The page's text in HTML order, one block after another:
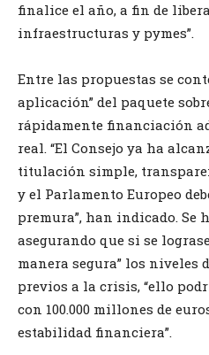
finalice el año, a fin de
infraestructuras y pymes”.
Entre las propuestas se
aplicación” del paquete
rápidamente financiación
real. “El Consejo ya ha
titulación simple,
y el Parlamento Europeo
premura”, han indicado. Se
asegurando que si se
manera segura” los niveles
previos a la crisis, “ello
con 100.000 millones de
estabilidad financiera”.